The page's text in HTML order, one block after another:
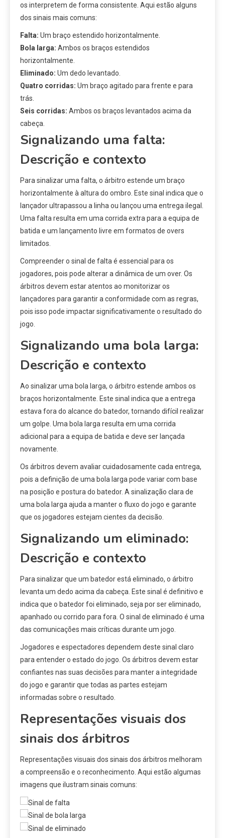
os interpretem de forma consistente. Aqui estão alguns
dos sinais mais comuns:
Falta: Um braço estendido horizontalmente.
Bola larga: Ambos os braços estendidos
horizontalmente.
Eliminado: Um dedo levantado.
Quatro corridas: Um braço agitado para frente e para
trás.
Seis corridas: Ambos os braços levantados acima da
cabeça.
Signalizando uma falta:
Descrição e contexto
Para sinalizar uma falta, o árbitro estende um braço
horizontalmente à altura do ombro. Este sinal indica que o
lançador ultrapassou a linha ou lançou uma entrega ilegal.
Uma falta resulta em uma corrida extra para a equipa de
batida e um lançamento livre em formatos de overs
limitados.
Compreender o sinal de falta é essencial para os
jogadores, pois pode alterar a dinâmica de um over. Os
árbitros devem estar atentos ao monitorizar os
lançadores para garantir a conformidade com as regras,
pois isso pode impactar significativamente o resultado do
jogo.
Signalizando uma bola larga:
Descrição e contexto
Ao sinalizar uma bola larga, o árbitro estende ambos os
braços horizontalmente. Este sinal indica que a entrega
estava fora do alcance do batedor, tornando difícil realizar
um golpe. Uma bola larga resulta em uma corrida
adicional para a equipa de batida e deve ser lançada
novamente.
Os árbitros devem avaliar cuidadosamente cada entrega,
pois a definição de uma bola larga pode variar com base
na posição e postura do batedor. A sinalização clara de
uma bola larga ajuda a manter o fluxo do jogo e garante
que os jogadores estejam cientes da decisão.
Signalizando um eliminado:
Descrição e contexto
Para sinalizar que um batedor está eliminado, o árbitro
levanta um dedo acima da cabeça. Este sinal é definitivo e
indica que o batedor foi eliminado, seja por ser eliminado,
apanhado ou corrido para fora. O sinal de eliminado é uma
das comunicações mais críticas durante um jogo.
Jogadores e espectadores dependem deste sinal claro
para entender o estado do jogo. Os árbitros devem estar
confiantes nas suas decisões para manter a integridade
do jogo e garantir que todas as partes estejam
informadas sobre o resultado.
Representações visuais dos
sinais dos árbitros
Representações visuais dos sinais dos árbitros melhoram
a compreensão e o reconhecimento. Aqui estão algumas
imagens que ilustram sinais comuns: